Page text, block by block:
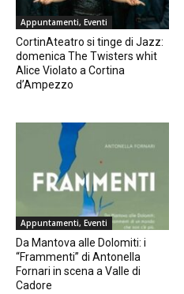
Appuntamenti, Eventi
CortinAteatro si tinge di Jazz:
domenica The Twisters whit
Alice Violato a Cortina
d’Ampezzo
Appuntamenti, Eventi
Da Mantova alle Dolomiti: i
“Frammenti” di Antonella
Fornari in scena a Valle di
Cadore